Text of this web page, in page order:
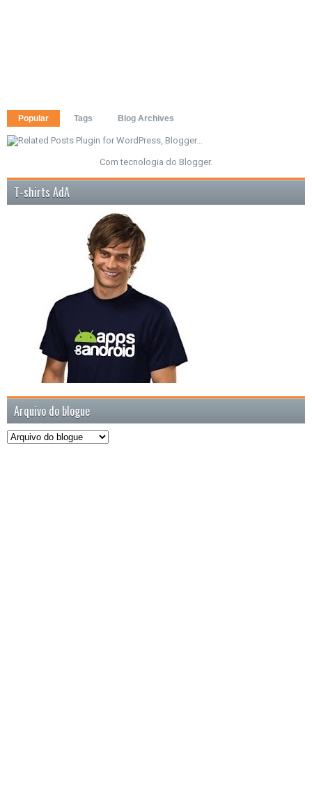
Popular Tags Blog Archives
Com tecnologia do Blogger.
T-shirts AdA
Arquivo do blogue